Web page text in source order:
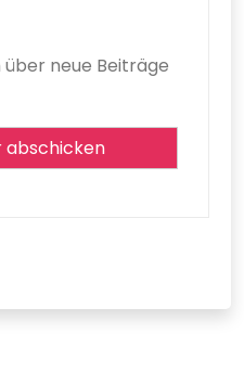
neue Beiträge